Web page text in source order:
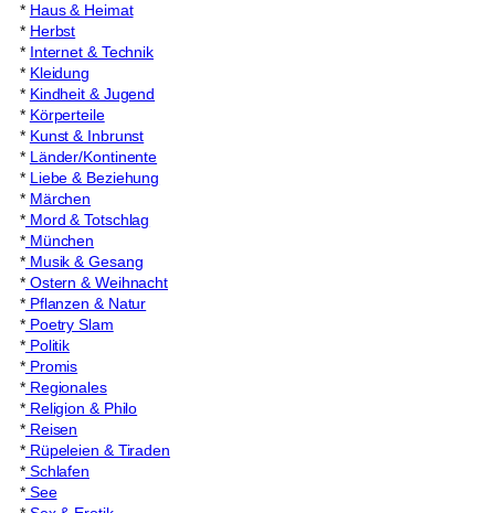
* Haus & Heimat
* Herbst
* Internet & Technik
* Kleidung
* Kindheit & Jugend
* Körperteile
* Kunst & Inbrunst
* Länder/Kontinente
* Liebe & Beziehung
* Märchen
*Mord & Totschlag
*München
*Musik & Gesang
*Ostern & Weihnacht
*Pflanzen & Natur
*Poetry Slam
*Politik
*Promis
*Regionales
*Religion & Philo
*Reisen
*Rüpeleien & Tiraden
*Schlafen
*See